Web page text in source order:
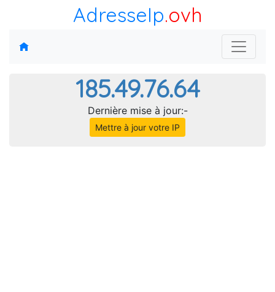
AdresseIp.ovh
185.49.76.64
Dernière mise à jour:-
Mettre à jour votre IP